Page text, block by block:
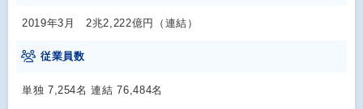
2019年3月 2兆2,222億円（連結）
従業員数
単独 7,254名 連結 76,484名